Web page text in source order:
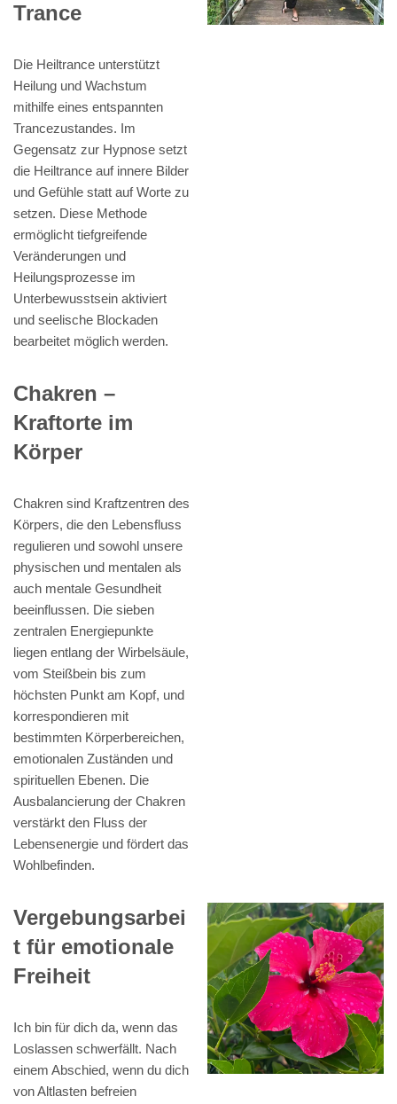
Trance
Die Heiltrance unterstützt
Heilung und Wachstum
mithilfe eines entspannten
Trancezustandes. Im
Gegensatz zur Hypnose setzt
die Heiltrance auf innere Bilder
und Gefühle statt auf Worte zu
setzen. Diese Methode
ermöglicht tiefgreifende
Veränderungen und
Heilungsprozesse im
Unterbewusstsein aktiviert
und seelische Blockaden
bearbeitet möglich werden.
Chakren –
Kraftorte im
Körper
Chakren sind Kraftzentren des
Körpers, die den Lebensfluss
regulieren und sowohl unsere
physischen und mentalen als
auch mentale Gesundheit
beeinflussen. Die sieben
zentralen Energiepunkte
liegen entlang der Wirbelsäule,
vom Steißbein bis zum
höchsten Punkt am Kopf, und
korrespondieren mit
bestimmten Körperbereichen,
emotionalen Zuständen und
spirituellen Ebenen. Die
Ausbalancierung der Chakren
verstärkt den Fluss der
Lebensenergie und fördert das
Wohlbefinden.
Vergebungsarbei
t für emotionale
Freiheit
Ich bin für dich da, wenn das
Loslassen schwerfällt. Nach
einem Abschied, wenn du dich
von Altlasten befreien